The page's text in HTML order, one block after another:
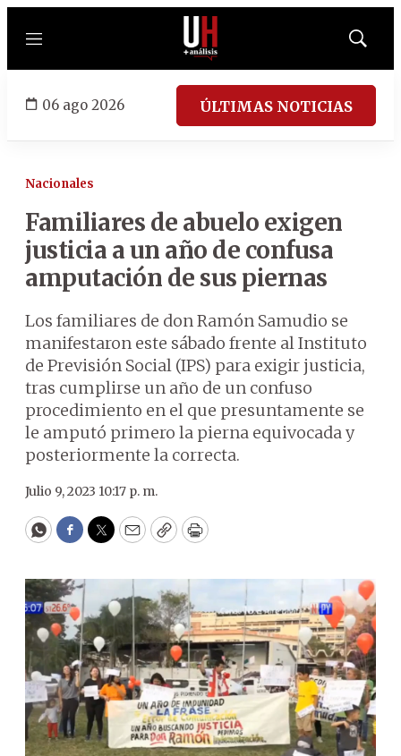
Menú
Mostrar
06 ago 2026 ÚLTIMAS NOTICIAS
Nacionales
Familiares de abuelo exigen
justicia a un año de confusa
amputación de sus piernas
Los familiares de don Ramón Samudio se
manifestaron este sábado frente al Instituto
de Previsión Social (IPS) para exigir justicia,
tras cumplirse un año de un confuso
procedimiento en el que presuntamente se
le amputó primero la pierna equivocada y
posteriormente la correcta.
Julio 9, 2023 10:17 p. m.
WhatsApp
Facebook
Twitter
EmailCopyPrint